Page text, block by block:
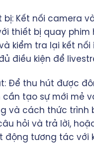
bị: Kết nối camera
thiết bị quay phim
kiểm tra lại kết nối
điều kiện để
Để thu hút được
cần tạo sự mới mẻ
và cách thức trình
hỏi và trả lời,
động tương tác với